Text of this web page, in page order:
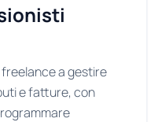
a gestire
e fatture, con